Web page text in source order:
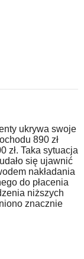
ukrywa swoje
890 zł
zł. Taka sytuacja
się ujawnić
nakładania
do płacenia
niższych
znacznie